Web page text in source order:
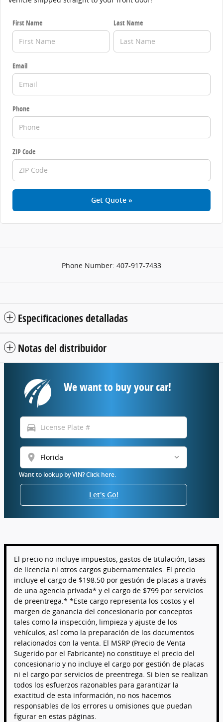
First Name Last Name
Email
Phone
ZIP Code
Get Quote »
Phone Number: 407-917-7433
Especificaciones detalladas
Notas del distribuidor
We want to buy your car!
directions_car
location_on
Want to lookup by VIN? Click here.
Let's Go!
El precio no incluye impuestos, gastos de titulación, tasas
de licencia ni otros cargos gubernamentales. El precio
incluye el cargo de $198.50 por gestión de placas a través
de una agencia privada* y el cargo de $799 por servicios
de preentrega.* *Este cargo representa los costos y el
margen de ganancia del concesionario por conceptos
tales como la inspección, limpieza y ajuste de los
vehículos, así como la preparación de los documentos
relacionados con la venta. El MSRP (Precio de Venta
Sugerido por el Fabricante) no constituye el precio del
concesionario y no incluye el cargo por gestión de placas
ni el cargo por servicios de preentrega. Si bien se realizan
todos los esfuerzos razonables para garantizar la
exactitud de esta información, no nos hacemos
responsables de los errores u omisiones que puedan
figurar en estas páginas.